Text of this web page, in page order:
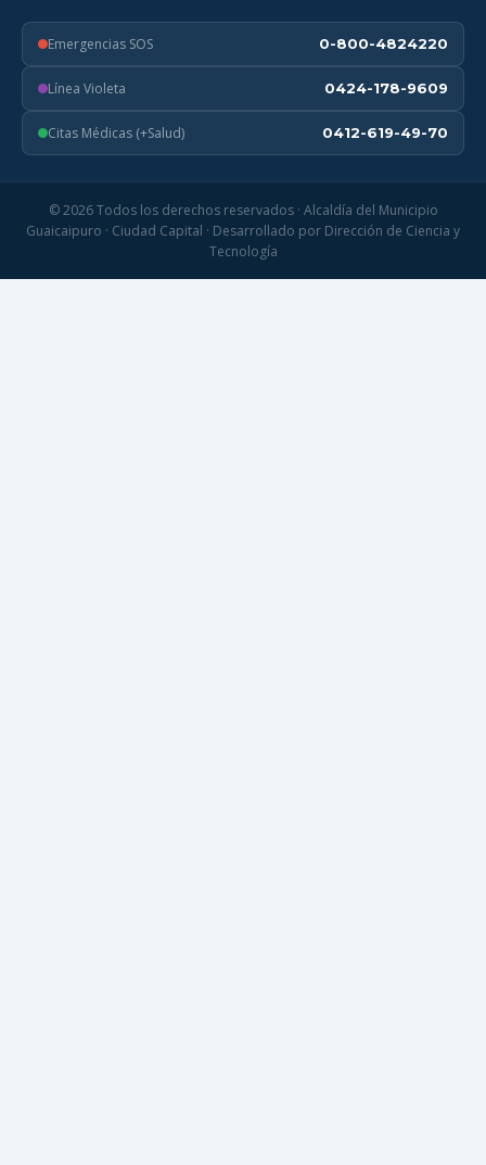
Emergencias SOS 0-800-4824220
Línea Violeta 0424-178-9609
Citas Médicas (+Salud) 0412-619-49-70
© 2026 Todos los derechos reservados · Alcaldía del Municipio
Guaicaipuro · Ciudad Capital · Desarrollado por Dirección de Ciencia y
Tecnología